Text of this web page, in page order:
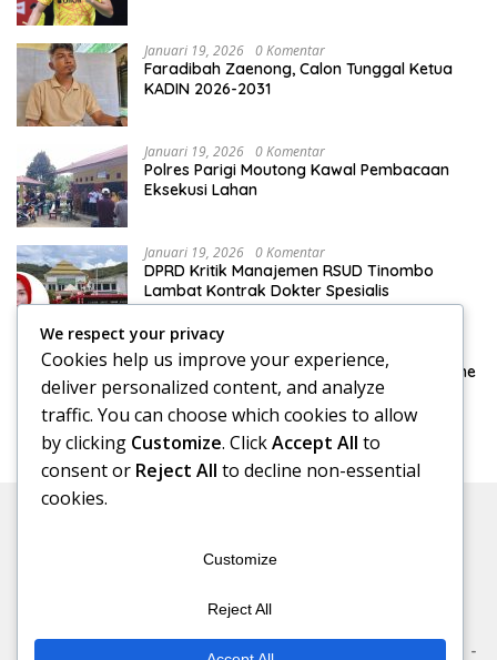
Januari 19, 2026 0 Komentar
Faradibah Zaenong, Calon Tunggal Ketua
KADIN 2026-2031
Januari 19, 2026 0 Komentar
Polres Parigi Moutong Kawal Pembacaan
Eksekusi Lahan
Januari 19, 2026 0 Komentar
DPRD Kritik Manajemen RSUD Tinombo
Lambat Kontrak Dokter Spesialis
Januari 15, 2026 0 Komentar
DPRD Konsultasi Pengelolaan Pajak Reklame
ke Bapenda Makassar
Kode Etik
We respect your privacy
Cookies help us improve your experience,
deliver personalized content, and analyze
traffic. You can choose which cookies to allow
by clicking Customize. ClickAccept All to
consent or Reject All to decline non-essential
cookies.
Customize
Reject All